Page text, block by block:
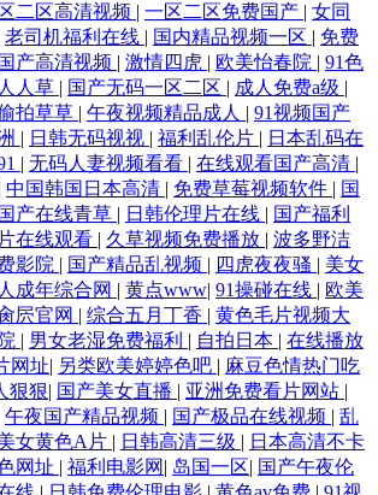
二区高清视频 | 一区二区免费国产 | 女同
老司机福利在线 | 国内精品视频一区 | 免费
产高清视频 | 激情四虎 | 欧美怡春院 | 91色
人草 | 国产无码一区二区 | 成人免费a级 |
拍草草 | 午夜视频精品成人 | 91视频国产
| 日韩无码视视 | 福利乱伦片 | 日本乱码在
| 无码人妻视频看看 | 在线观看国产高清 |
中国韩国日本高清 | 免费草莓视频软件 | 国
国产在线青草 | 日韩伦理片在线 | 国产福利
在线观看 | 久草视频免费播放 | 波多野洁
影院 | 国产精品乱视频 | 四虎夜夜骚 | 美女
成年综合网 | 黄点www| 91操碰在线 | 欧美
屄官网 | 综合五月丁香 | 黄色毛片视频大
| 男女老湿免费福利 | 自拍日本 | 在线播放
网址| 另类欧美婷婷色吧 | 麻豆色情热门吃
狠狠| 国产美女直播 | 亚洲免费看片网站 |
午夜国产精品视频 | 国产极品在线视频 | 乱
女黄色A片 | 日韩高清三级 | 日本高清不卡
网址 | 福利电影网 | 岛国一区| 国产午夜伦